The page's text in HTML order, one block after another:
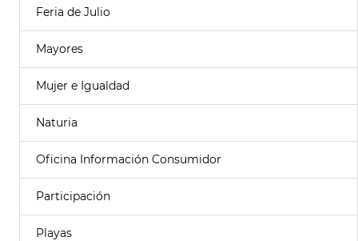
Feria de Julio
Mayores
Mujer e Igualdad
Naturia
Oficina Información Consumidor
Participación
Playas